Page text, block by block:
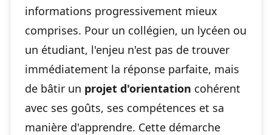
informations progressivement mieux
comprises. Pour un collégien, un lycéen ou
un étudiant, l'enjeu n'est pas de trouver
immédiatement la réponse parfaite, mais
de bâtir un projet d'orientation cohérent
avec ses goûts, ses compétences et sa
manière d'apprendre. Cette démarche